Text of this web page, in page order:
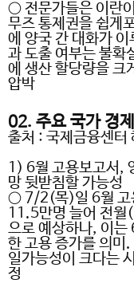
○전문가들은 이란
무즈 통제권을 쉽게
에 양국 간 대화가
과 도출 여부는 불확
에 생산 할당량을 크
압박
02. 주요 국가 경
출처 : 국제금융센터
1) 6월 고용보고서,
망 뒷받침할 가능성
○ 7/2(목)일 6월
11.5만명 늘어 전월
으로 예상하나, 이는
한 고용 증가를 의미 .
일가능성이 크다는
정